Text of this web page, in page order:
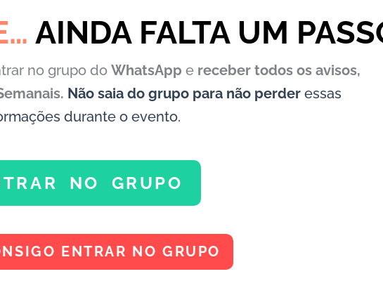
AINDA FALTA UM
no grupo doWhatsAppe receber todos os avisos,
Não saia do grupo para não perder essas
durante o evento.
NO GRUPO
ENTRAR NO GRUPO